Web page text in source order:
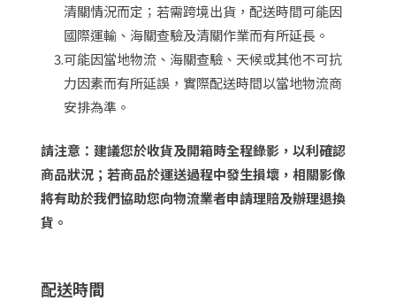
清關情況而定；若需跨境出貨，配送時間可能因
國際運輸、海關查驗及清關作業而有所延長。
3.可能因當地物流、海關查驗、天候或其他不可抗
力因素而有所延誤，實際配送時間以當地物流商
安排為準。
請注意：建議您於收貨及開箱時全程錄影，以利確認
商品狀況；若商品於運送過程中發生損壞，相關影像
將有助於我們協助您向物流業者申請理賠及辦理退換
貨。
配送時間